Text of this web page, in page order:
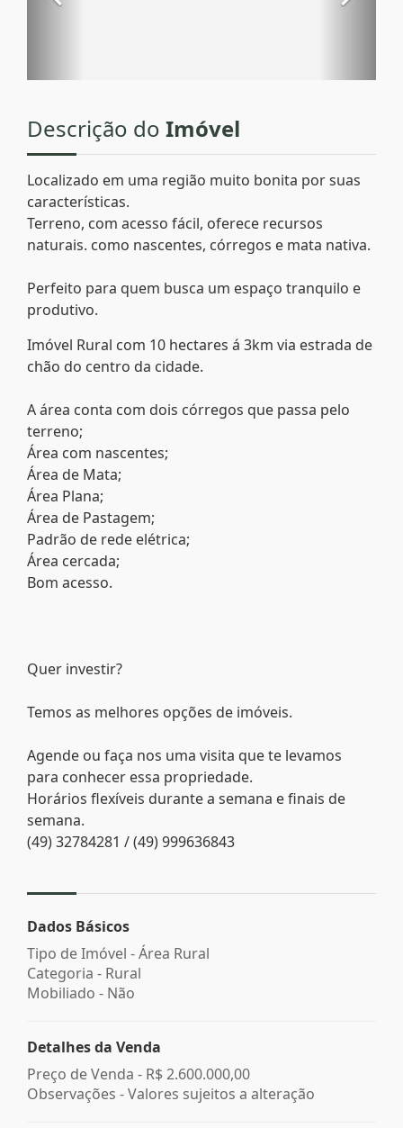
Descrição do Imóvel
Localizado em uma região muito bonita por suas
características.
Terreno, com acesso fácil, oferece recursos
naturais. como nascentes, córregos e mata nativa.
Perfeito para quem busca um espaço tranquilo e
produtivo.
Imóvel Rural com 10 hectares á 3km via estrada de
chão do centro da cidade.
A área conta com dois córregos que passa pelo
terreno;
Área com nascentes;
Área de Mata;
Área Plana;
Área de Pastagem;
Padrão de rede elétrica;
Área cercada;
Bom acesso.
Quer investir?
Temos as melhores opções de imóveis.
Agende ou faça nos uma visita que te levamos
para conhecer essa propriedade.
Horários flexíveis durante a semana e finais de
semana.
(49) 32784281 / (49) 999636843
Dados Básicos
Tipo de Imóvel - Área Rural
Categoria - Rural
Mobiliado - Não
Detalhes da Venda
Preço de Venda - R$ 2.600.000,00
Observações - Valores sujeitos a alteração